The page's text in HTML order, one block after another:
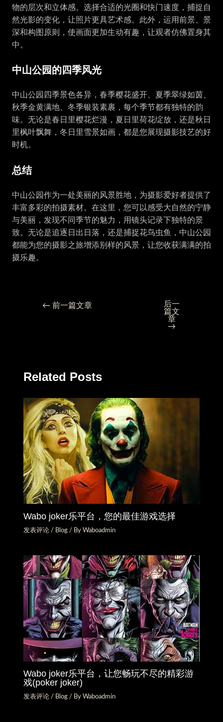
物的层次和立体感。选择合适的光圈和快门速度，捕捉自
然光影的变化，让照片更具艺术感。此外，运用前景、景
深和构图原则，使画面更加生动有趣，让观者仿佛置身其
中。
中山公园的四季风光
中山公园四季景色各异，春季樱花盛开、夏季翠绿如茵、
秋季金黄满地、冬季银装素裹，每个季节都有独特的韵
味。无论是春日里樱花烂漫，夏日里荷花绽放，还是秋日
里枫叶飘舞，冬日里雪景如画，都是您展现摄影技艺的好
时机。
总结
中山公园作为一处美丽的风景胜地，为摄影爱好者提供了
丰富多彩的拍摄素材。在这里，您可以感受大自然的宁静
与美丽，发现不同季节的魅力，用镜头记录下独特的景
致。无论是追逐日出日落，还是捕捉花鸟虫鱼，中山公园
都能为您的摄影之旅增添别样的风景，让您收获满满的拍
摄乐趣。
← 前一篇文章
后一
篇文
章
→
Related Posts
Wabo joker乐平台，您的最佳游戏选择
发表评论 / Blog / ByWaboadmin
Wabo joker乐平台，让您畅玩不尽的精彩游
戏(poker joker)
发表评论 / Blog / By Waboadmin